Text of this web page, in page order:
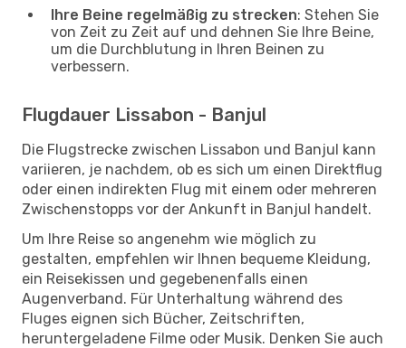
Ihre Beine regelmäßig zu strecken: Stehen Sie
von Zeit zu Zeit auf und dehnen Sie Ihre Beine,
um die Durchblutung in Ihren Beinen zu
verbessern.
Flugdauer Lissabon - Banjul
Die Flugstrecke zwischen Lissabon und Banjul kann
variieren, je nachdem, ob es sich um einen Direktflug
oder einen indirekten Flug mit einem oder mehreren
Zwischenstopps vor der Ankunft in Banjul handelt.
Um Ihre Reise so angenehm wie möglich zu
gestalten, empfehlen wir Ihnen bequeme Kleidung,
ein Reisekissen und gegebenenfalls einen
Augenverband. Für Unterhaltung während des
Fluges eignen sich Bücher, Zeitschriften,
heruntergeladene Filme oder Musik. Denken Sie auch